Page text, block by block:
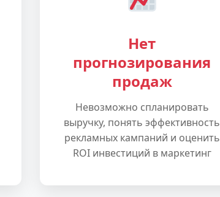
Нет
прогнозирования
продаж
Невозможно спланировать
выручку, понять эффективность
рекламных кампаний и оценить
ROI инвестиций в маркетинг